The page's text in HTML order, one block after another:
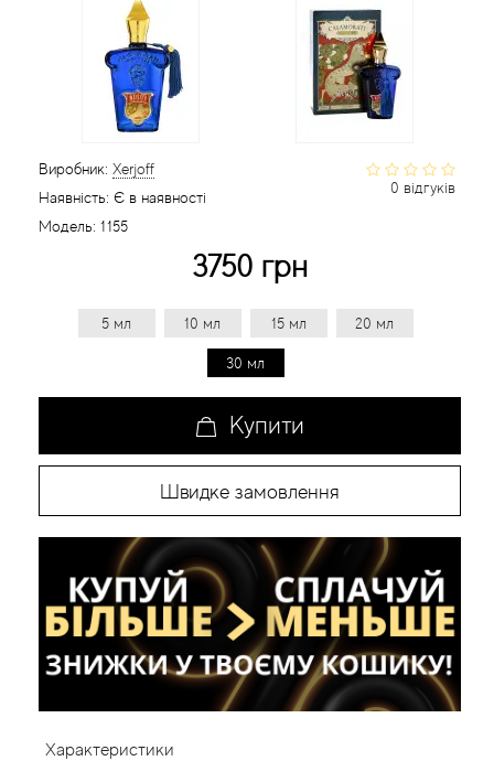
0 відгуків
Виробник: Xerjoff
Наявність: Є в наявності
Модель: 1155
3750 грн
5 мл 10 мл 15 мл 20 мл
30 мл
Купити
Швидке замовлення
Характеристики